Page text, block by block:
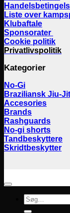
Liste over
Klubaftale
Sponsorater
Cookie politik
Privatlivspolitik
Kategorier
No-Gi
Braziliansk Jiu-
Accesories
Brands
Rashguards
No-gi shorts
Tandbeskyttere
Skridtbeskytter
Søg
efter: